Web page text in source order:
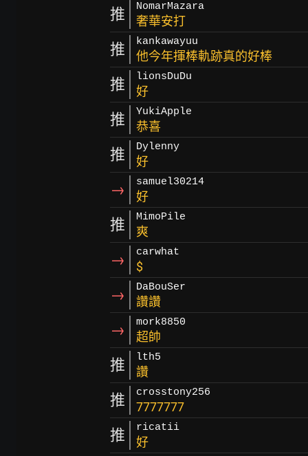
推 NomarMazara
奢華安打
推 kankawayuu
他今年揮棒軌跡真的好棒
推 lionsDuDu
好
推 YukiApple
恭喜
推 Dylenny
好
→ samuel30214
好
推 MimoPile
爽
→ carwhat
$
→ DaBouSer
讚讚
→ mork8850
超帥
推 lth5
讚
推 crosstony256
7777777
推 ricatii
好